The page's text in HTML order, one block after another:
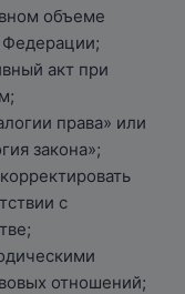
объеме
Федерации;
акт при
права» или
закона»;
с
отношений;